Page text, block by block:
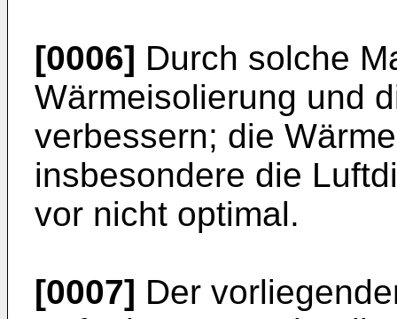
[0006] Durch solche
Wärmeisolierung und
verbessern; die
insbesondere die
vor nicht optimal.
[0007] Der